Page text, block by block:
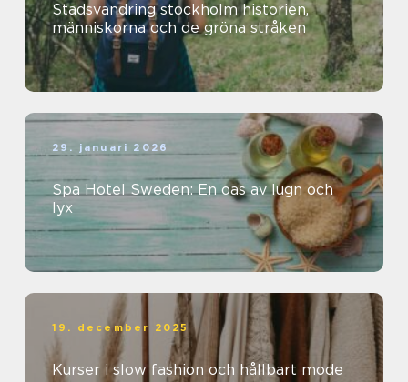
Stadsvandring stockholm historien,
människorna och de gröna stråken
29. januari 2026
Spa Hotel Sweden: En oas av lugn och
lyx
19. december 2025
Kurser i slow fashion och hållbart mode